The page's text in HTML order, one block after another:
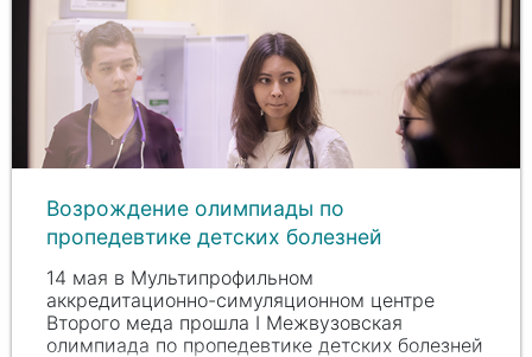
Возрождение олимпиады по
пропедевтике детских болезней
14 мая в Мультипрофильном
аккредитационно-симуляционном центре
Второго меда прошла I Межвузовская
олимпиада по пропедевтике детских болезней